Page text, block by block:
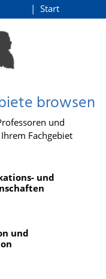
Start
browsen
und
Fachgebiet
und
und